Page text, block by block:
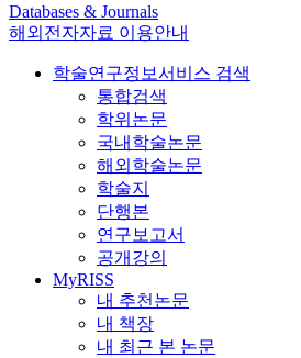
Databases & Journals
해외전자자료 이용안내
학술연구정보서비스 검색
통합검색
학위논문
국내학술논문
해외학술논문
학술지
단행본
연구보고서
공개강의
MyRISS
내 추천논문
내 책장
내 최근 본 논문